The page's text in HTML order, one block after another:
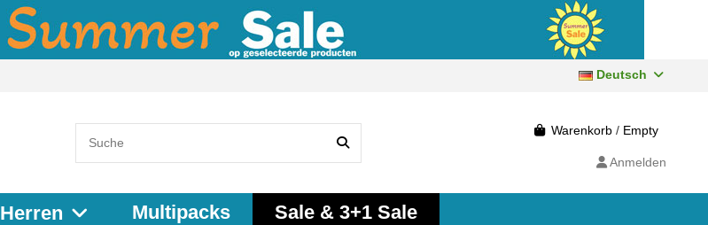
Deutsch
Warenkorb / Empty
Anmelden
Herren Multipacks Sale & 3+1 Sale